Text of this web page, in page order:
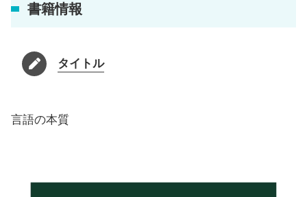
書籍情報
タイトル
言語の本質